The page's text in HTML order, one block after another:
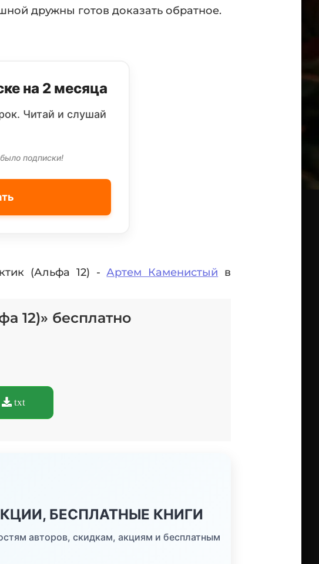
дружны готов доказать обратное.
на 2 месяца
Читай и слушай
подписки!
(Альфа 12) -Артем Каменистый в
12)» бесплатно
txt
БЕСПЛАТНЫЕ КНИГИ
авторов, скидкам, акциям и бесплатным